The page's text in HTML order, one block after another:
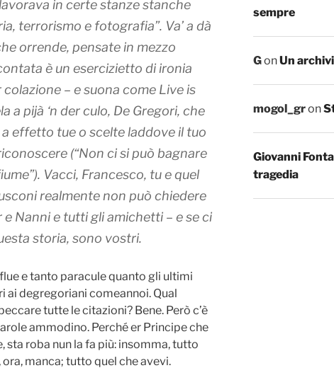
in certe stanze stanche
terrorismo e fotografia”. Va’ a dà
orrende, pensate in mezzo
è un esercizietto di ironia
colazione – e suona come Live is
a pijà ‘n der culo, De Gregori, che
effetto tue o scelte laddove il tuo
(“Non ci si può bagnare
Vacci, Francesco, tu e quel
realmente non può chiedere
Nanni e tutti gli amichetti – e se ci
storia, sono vostri.
e tanto paracule quanto gli ultimi
ai degregoriani comeannoi. Qual
tutte le citazioni? Bene. Però c’è
ammodino. Perché er Principe che
sta roba nun la fa più: insomma, tutto
manca; tutto quel che avevi.
sempre
GonUn
mogol_gron
Giovanni
tragedia